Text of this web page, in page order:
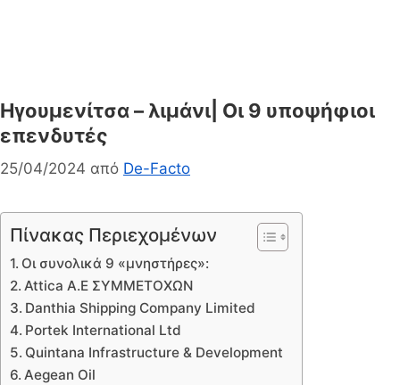
Ηγουμενίτσα – λιμάνι| Οι 9 υποψήφιοι
επενδυτές
25/04/2024 από De-Facto
Πίνακας Περιεχομένων
Οι συνολικά 9 «μνηστήρες»:
Attica A.E ΣΥΜΜΕΤΟΧΩΝ
Danthia Shipping Company Limited
Portek International Ltd
Quintana Infrastructure & Development
Aegean Oil